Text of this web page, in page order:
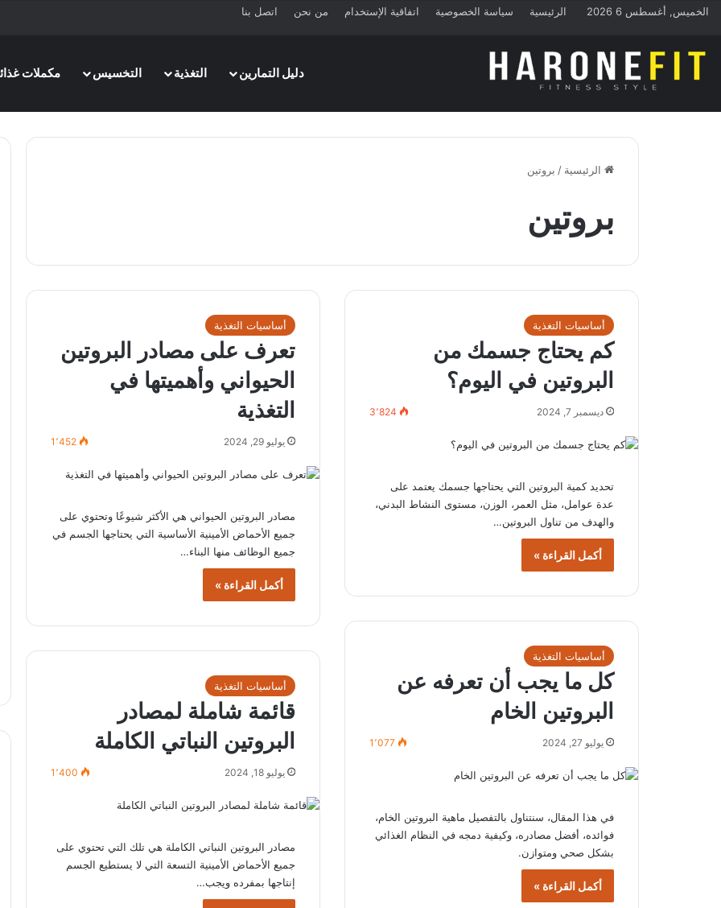
الخميس, أغسطس 6 2026 الرئيسية سياسة الخصوصية اتفاقية الإستخدام من نحن اتصل بنا
دليل التمارين
التغذية التخسيس مكملات
الرئيسية / بروتين
بروتين
أساسيات التغذية
كم يحتاج جسمك من
البروتين في اليوم؟
ديسمبر 7, 2024 3٬824
تحديد كمية البروتين التي يحتاجها جسمك يعتمد على
عدة عوامل، مثل العمر، الوزن، مستوى النشاط البدني،
والهدف من تناول البروتين…
أكمل القراءة »
أساسيات التغذية
تعرف على مصادر البروتين
الحيواني وأهميتها في
التغذية
يوليو 29, 2024 1٬452
مصادر البروتين الحيواني هي الأكثر شيوعًا وتحتوي على
جميع الأحماض الأمينية الأساسية التي يحتاجها الجسم في
جميع الوظائف منها البناء…
أكمل القراءة »
أساسيات التغذية
كل ما يجب أن تعرفه عن
البروتين الخام
يوليو 27, 2024 1٬077
في هذا المقال، سنتناول بالتفصيل ماهية البروتين الخام،
فوائده، أفضل مصادره، وكيفية دمجه في النظام الغذائي
بشكل صحي ومتوازن.
أكمل القراءة »
أساسيات التغذية
قائمة شاملة لمصادر
البروتين النباتي الكاملة
يوليو 18, 2024 1٬400
مصادر البروتين النباتي الكاملة هي تلك التي تحتوي على
جميع الأحماض الأمينية التسعة التي لا يستطيع الجسم
إنتاجها بمفرده ويجب…